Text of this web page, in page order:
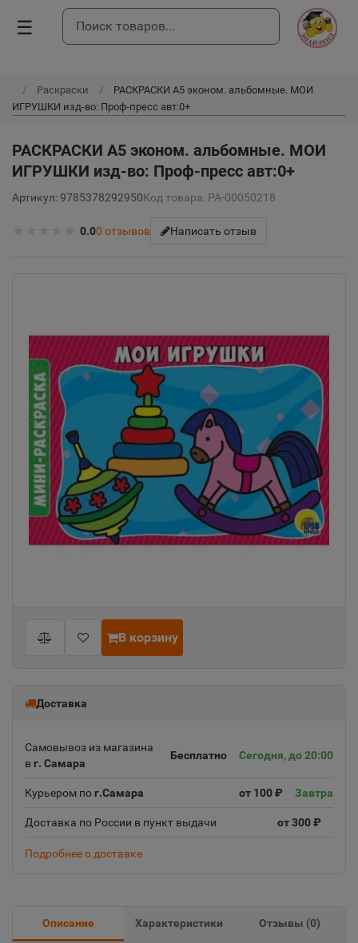
☰
Раскраски
РАСКРАСКИ А5 эконом. альбомные. МОИ
ИГРУШКИ изд-во: Проф-пресс авт:0+
РАСКРАСКИ А5 эконом. альбомные. МОИ
ИГРУШКИ изд-во: Проф-пресс авт:0+
Артикул: 9785378292950Код товара: РА-00050218
0.00 отзывов Написать отзыв
В корзину
Доставка
Самовывоз из магазина
в г. Самара
Бесплатно Сегодня, до 20:00
Курьером пог.Самара от 100 ₽ Завтра
Доставка по России в пункт выдачи от 300 ₽
Подробнее о доставке
Описание Характеристики Отзывы (0)